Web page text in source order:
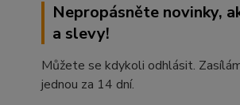
Nepropásněte novinky,
a slevy!
Můžete se kdykoli odhlásit.
jednou za 14 dní.